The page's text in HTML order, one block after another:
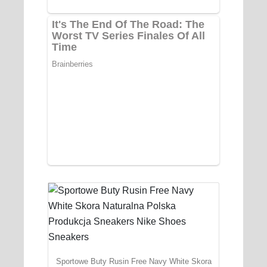
Sportowe Buty Rusin Free Navy White Skora